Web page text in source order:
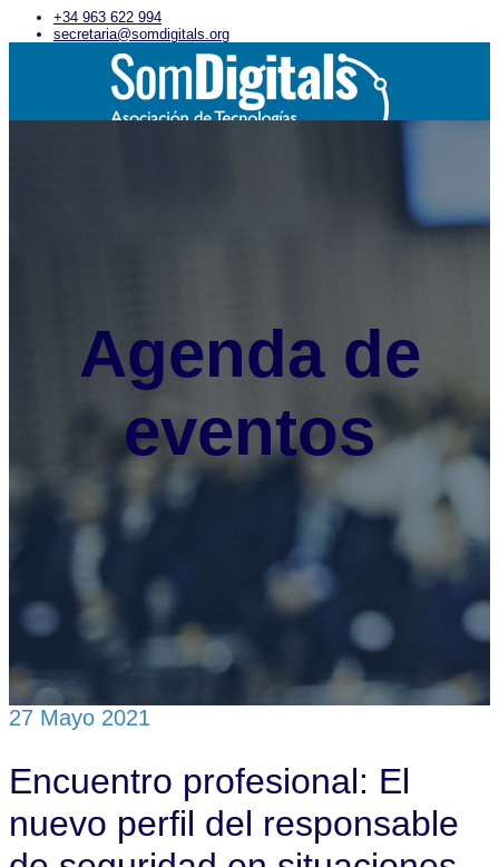
+34 963 622 994
secretaria@somdigitals.org
Noticias
Encuentros Som Digitals
Eventos de interés
Formación
Asesoría
Salas de reuniones
Servicios concertados
Login
Agenda de
eventos
27 Mayo 2021
Encuentro profesional: El
nuevo perfil del responsable